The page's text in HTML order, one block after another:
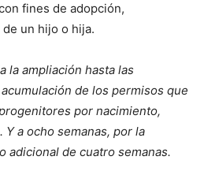
fines de adopción,
un hijo o hija.
la ampliación hasta las
de los permisos que
por nacimiento,
a ocho semanas, por la
adicional de cuatro semanas.